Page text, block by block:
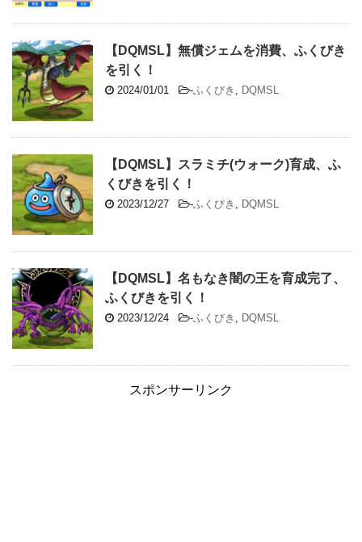
【DQMSL】無償ジェムを消費、ふくびき
を引く！
2024/01/01 -ふくびき DQMSL
【DQMSL】スラミチ(ウォーク)育成、ふ
くびきを引く！
2023/12/27 -ふくびき DQMSL
【DQMSL】名もなき闇の王を育成完了、
ふくびきを引く！
2023/12/24 -ふくびき DQMSL
スポンサーリンク